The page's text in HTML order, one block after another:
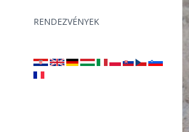
RENDEZVÉNYEK